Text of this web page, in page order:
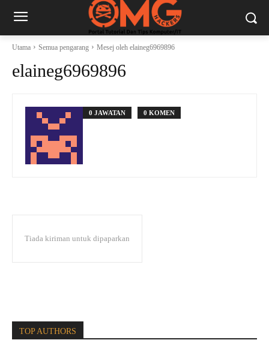
Utama Semua pengarang Mesej oleh elaineg6969896
elaineg6969896
0 JAWATAN 0 KOMEN
Tiada kiriman untuk dipaparkan
TOP AUTHORS